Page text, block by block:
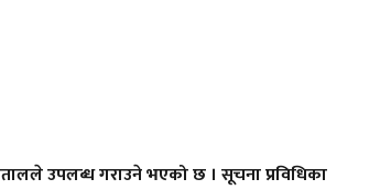
उपलब्ध गराउने भएको छ । सूचना प्रविधिका